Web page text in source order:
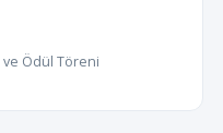
ve Ödül Töreni